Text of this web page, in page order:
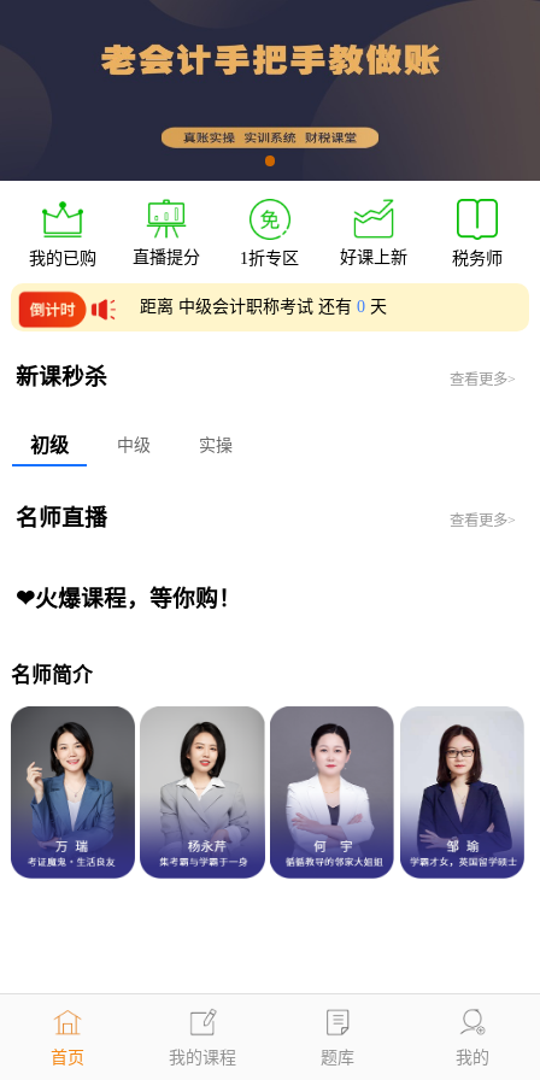
首页 我的课程 题库 我的
我的已购 直播提分 1折专区 好课上新 税务师
距离 中级会计职称考试 还有0 天
新课秒杀 查看更多>
初级 中级 实操
名师直播 查看更多>
❤火爆课程，等你购！
名师简介